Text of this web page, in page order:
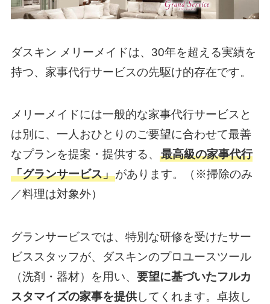
ダスキン メリーメイドは、30年を超える実績を
持つ、家事代行サービスの先駆け的存在です。
メリーメイドには一般的な家事代行サービスと
は別に、一人おひとりのご要望に合わせて最善
なプランを提案・提供する、 最高級の家事代行
「グランサービス」があります。（※掃除のみ
／料理は対象外）
グランサービスでは、特別な研修を受けたサー
ビススタッフが、ダスキンのプロユースツール
（洗剤・器材）を用い、 要望に基づいたフルカ
スタマイズの家事を提供してくれます。卓抜し